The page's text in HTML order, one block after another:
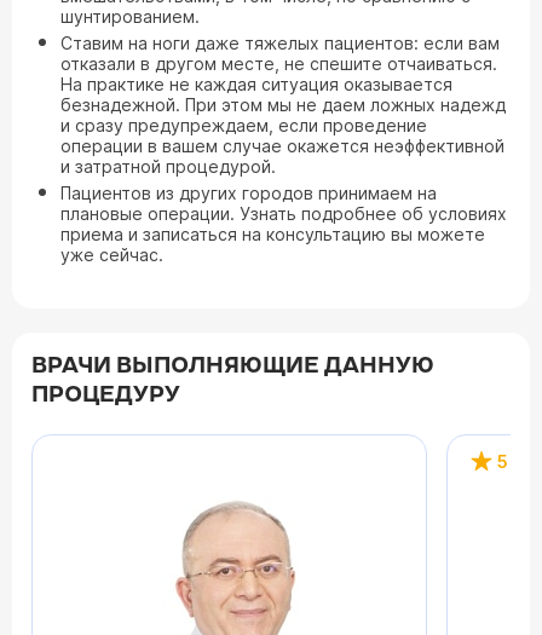
шунтированием.
Ставим на ноги даже тяжелых пациентов: если вам
отказали в другом месте, не спешите отчаиваться.
На практике не каждая ситуация оказывается
безнадежной. При этом мы не даем ложных надежд
и сразу предупреждаем, если проведение
операции в вашем случае окажется неэффективной
и затратной процедурой.
Пациентов из других городов принимаем на
плановые операции. Узнать подробнее об условиях
приема и записаться на консультацию вы можете
уже сейчас.
ВРАЧИ ВЫПОЛНЯЮЩИЕ ДАННУЮ
ПРОЦЕДУРУ
5